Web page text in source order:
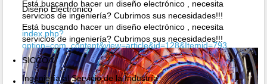
Diseño Electrónico
Está buscando hacer un diseño electrónico , necesita
servicios de ingeniería? Cubrimos sus necesidades!!!
Está buscando hacer un diseño electrónico , necesita
servicios de ingeniería? Cubrimos sus necesidades!!!
index.php?
option=com_content&view=article&id=128&Itemid=793
SICCOA
Ingeniería al Servicio de la Industría